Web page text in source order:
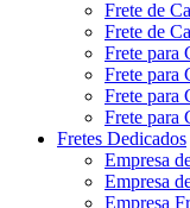
Frete de
Frete de
Frete para
Frete para
Frete para
Frete para
Fretes Dedicados
Empresa
Empresa
Empresa